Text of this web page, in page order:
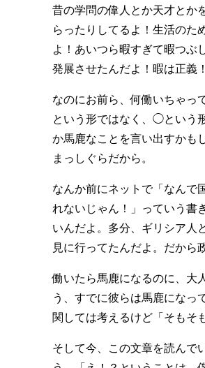
昔の学問の偉人とか天才とか
らったりしてるよ！生活のた
よ！あいつら暇すぎて暇つぶ
発展させたんだよ！暇は正義
なのにお前ら、何働いちゃっ
という形ではなく、◯という
か馬鹿なことを言い出すかも
まっしぐらだから。
なんか前にネットで「なんで
れないじゃん！」っていう書
いんだよ。多分、ギリシア人
見に行ってたんだよ。だから
働いたら馬鹿になるのに、大
う、すでに彼らは馬鹿になっ
関しては考えるけど「そもそ
そして今、この文章を読んで